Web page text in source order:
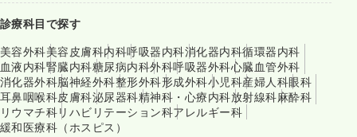
診療科目で探す
美容外科美容皮膚科内科呼吸器内科消化器内科循環器内科
血液内科腎臓内科糖尿病内科外科呼吸器外科心臓血管外科
消化器外科脳神経外科整形外科形成外科小児科産婦人科眼科
耳鼻咽喉科皮膚科泌尿器科精神科・心療内科放射線科麻酔科
リウマチ科リハビリテーション科アレルギー科
緩和医療科（ホスピス）